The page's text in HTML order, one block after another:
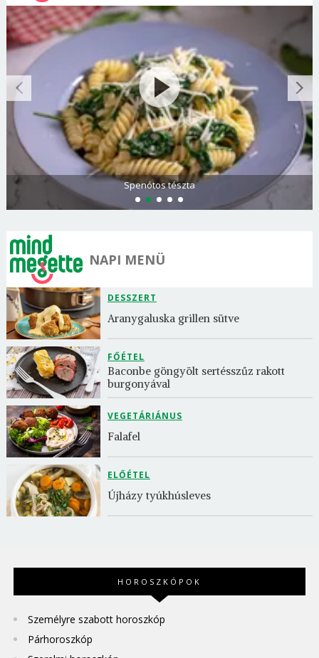
Spenótos tészta
NAPI MENÜ
DESSZERT
Aranygaluska grillen sütve
FŐÉTEL
Baconbe göngyölt sertésszűz rakott
burgonyával
VEGETÁRIÁNUS
Falafel
ELŐÉTEL
Újházy tyúkhúsleves
HOROSZKÓPOK
Személyre szabott horoszkóp
Párhoroszkóp